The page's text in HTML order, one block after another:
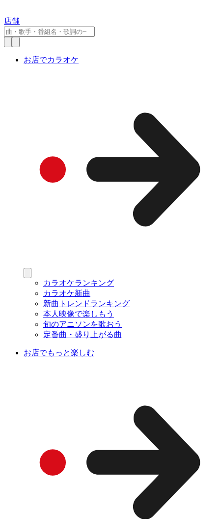
店舗
お店でカラオケ
カラオケランキング
カラオケ新曲
新曲トレンドランキング
本人映像で楽しもう
旬のアニソンを歌おう
定番曲・盛り上がる曲
お店でもっと楽しむ